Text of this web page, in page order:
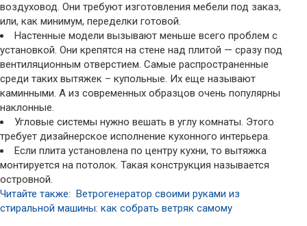
воздуховод. Они требуют изготовления мебели под заказ,
или, как минимум, переделки готовой.
Настенные модели вызывают меньше всего проблем с
установкой. Они крепятся на стене над плитой — сразу под
вентиляционным отверстием. Самые распространенные
среди таких вытяжек – купольные. Их еще называют
каминными. А из современных образцов очень популярны
наклонные.
Угловые системы нужно вешать в углу комнаты. Этого
требует дизайнерское исполнение кухонного интерьера.
Если плита установлена по центру кухни, то вытяжка
монтируется на потолок. Такая конструкция называется
островной.
Читайте также: Ветрогенератор своими руками из
стиральной машины: как собрать ветряк самому